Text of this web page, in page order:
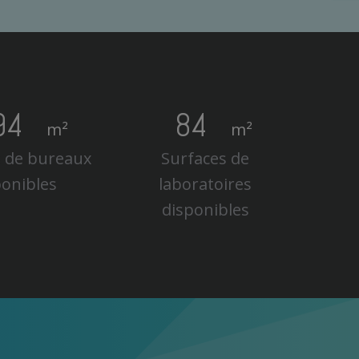
4
m²
de bureaux
84
m²
Surfaces de
laboratoires
disponibles